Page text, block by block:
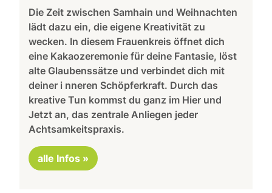
Die Zeit zwischen Samhain und Weihnachten
lädt dazu ein, die eigene Kreativität zu
wecken. In diesem Frauenkreis öffnet dich
eine Kakaozeremonie für deine Fantasie, löst
alte Glaubenssätze und verbindet dich mit
deiner i nneren Schöpferkraft. Durch das
kreative Tun kommst du ganz im Hier und
Jetzt an, das zentrale Anliegen jeder
Achtsamkeitspraxis.
alle Infos »